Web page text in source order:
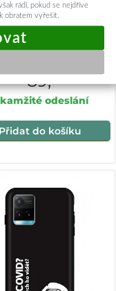
silikonový kryt DARK
Y21s Bob Marley
89,-
odeslání
Přidat do košíku
rádi, pokud se nejdříve
obratem vyřešit.